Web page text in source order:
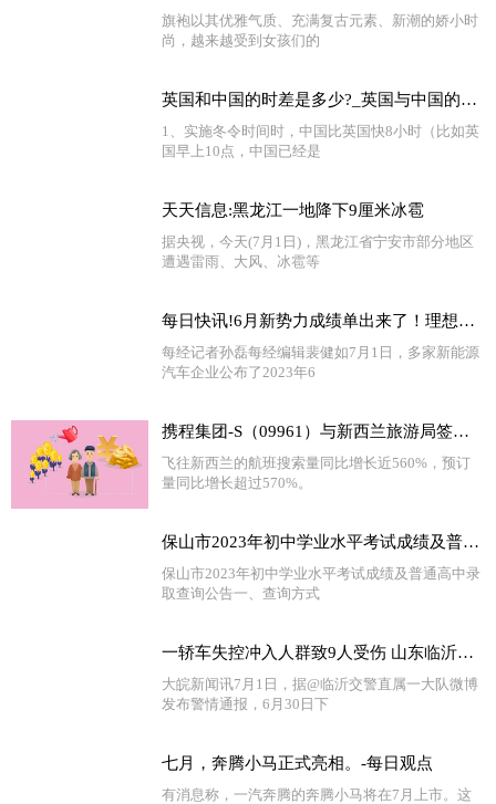
旗袍以其优雅气质、充满复古元素、新潮的娇小时
尚，越来越受到女孩们的
英国和中国的时差是多少?_英国与中国的时差是多少
1、实施冬令时间时，中国比英国快8小时（比如英
国早上10点，中国已经是
天天信息:黑龙江一地降下9厘米冰雹
据央视，今天(7月1日)，黑龙江省宁安市部分地区
遭遇雷雨、大风、冰雹等
每日快讯!6月新势力成绩单出来了！理想汽车交付量首次突破三万，还有一家企业销量超四万
每经记者孙磊每经编辑裴健如7月1日，多家新能源
汽车企业公布了2023年6
携程集团-S（09961）与新西兰旅游局签署战略合作备忘录
飞往新西兰的航班搜索量同比增长近560%，预订
量同比增长超过570%。
保山市2023年初中学业水平考试成绩及普通高中录取查询公告_环球热点
保山市2023年初中学业水平考试成绩及普通高中录
取查询公告一、查询方式
一轿车失控冲入人群致9人受伤 山东临沂警方通报-全球新动态
大皖新闻讯7月1日，据@临沂交警直属一大队微博
发布警情通报，6月30日下
七月，奔腾小马正式亮相。-每日观点
有消息称，一汽奔腾的奔腾小马将在7月上市。这